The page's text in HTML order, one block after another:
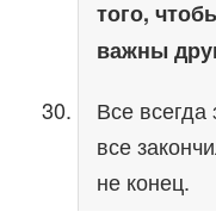
того,
важны
Все
все
не конец.